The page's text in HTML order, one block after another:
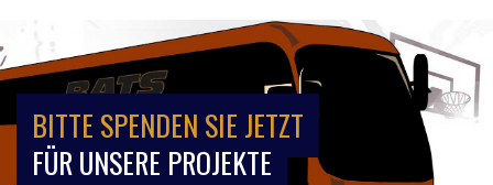
BITTE SPENDEN SIE JETZT
FÜR UNSERE PROJEKTE